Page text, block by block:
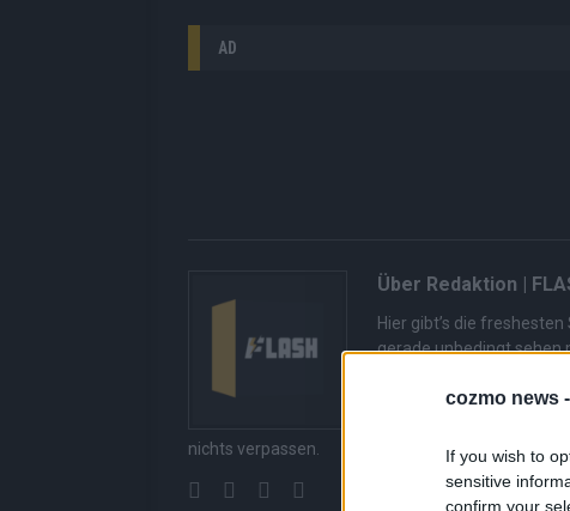
cozmo news -
If you wish to
sensitive
confirm your
AD
Über Redaktion |
Hier gibt’s die
gerade unbedingt sehen
Redaktion kuratiert die
nichts verpassen.